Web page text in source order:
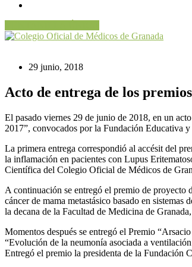
29 junio, 2018
Acto de entrega de los
El pasado viernes 29 de junio de 2018, en un
2017”, convocados por la Fundación Educativa
La primera entrega correspondió al accésit del
la inflamación en pacientes con Lupus
Científica del Colegio Oficial de Médicos de
A continuación se entregó el premio de proyecto
cáncer de mama metastásico basado en
la decana de la Facultad de Medicina de
Momentos después se entregó el Premio
“Evolución de la neumonía asociada a
Entregó el premio la presidenta de la Fundación